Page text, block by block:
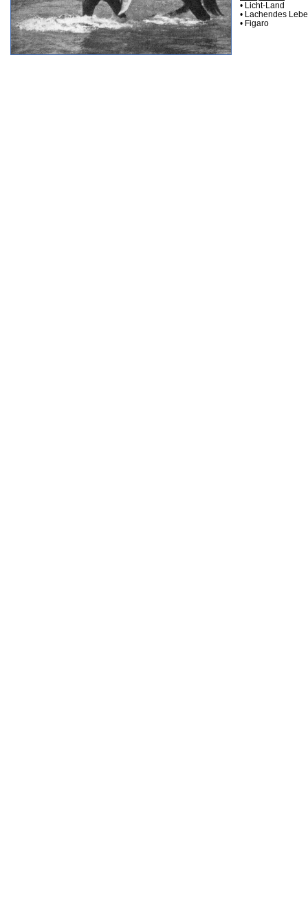
• Licht-Land
• Lachendes
• Figaro